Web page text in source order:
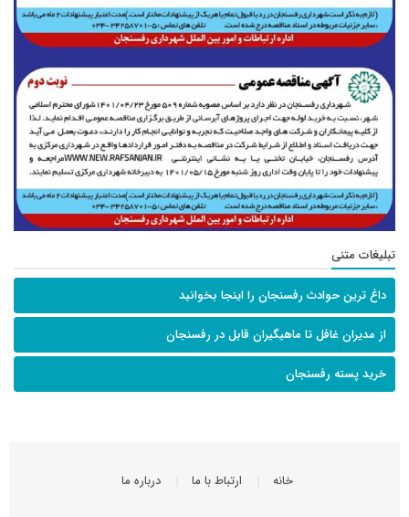
تبلیغات متنی
داغ ترین حوادث رفسنجان را اینجا بخوانید
از مدیران غافل تا ماهیگیران قابل در رفسنجان
خرید پسته رفسنجان
خانه ارتباط با ما درباره ما